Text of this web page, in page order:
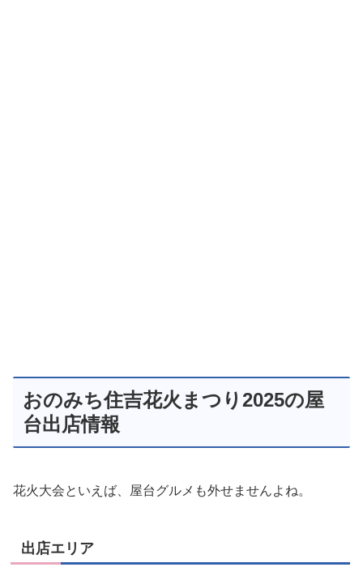
おのみち住吉花火まつり2025の屋
台出店情報
花火大会といえば、屋台グルメも外せませんよね。
出店エリア